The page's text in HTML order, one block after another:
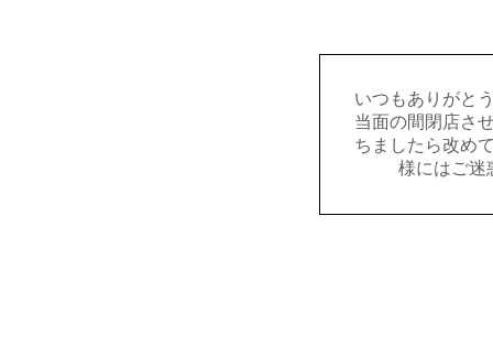
いつもありがと
当面の間閉店さ
ちましたら改め
様にはご迷